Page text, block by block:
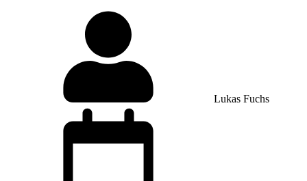
Lukas Fuchs